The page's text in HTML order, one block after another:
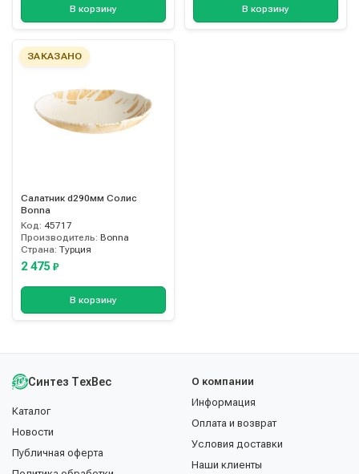
В корзину В корзину
ЗАКАЗАНО
Салатник d290мм Солис
Bonna
Код: 45717
Производитель: Bonna
Страна: Турция
2 475 ₽
В корзину
Синтез ТехВес
Каталог
Новости
Публичная оферта
О компании
Информация
Оплата и возврат
Условия доставки
Наши клиенты